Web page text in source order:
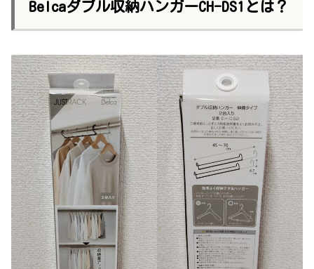
Belcaダブル収納ハンガーCH-DS1とは？